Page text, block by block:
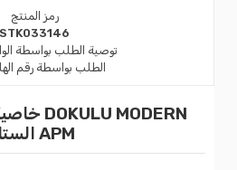
رمز المنتج
STK033146
توصية الطلب بواسطة
الطلب بواسطة رقم
1/3 SIK PİLELİ الستارة APM